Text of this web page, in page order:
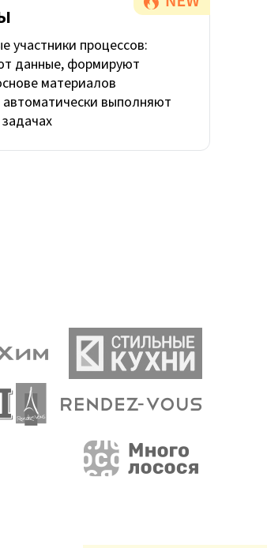
участники процессов:
данные, формируют
материалов
выполняют